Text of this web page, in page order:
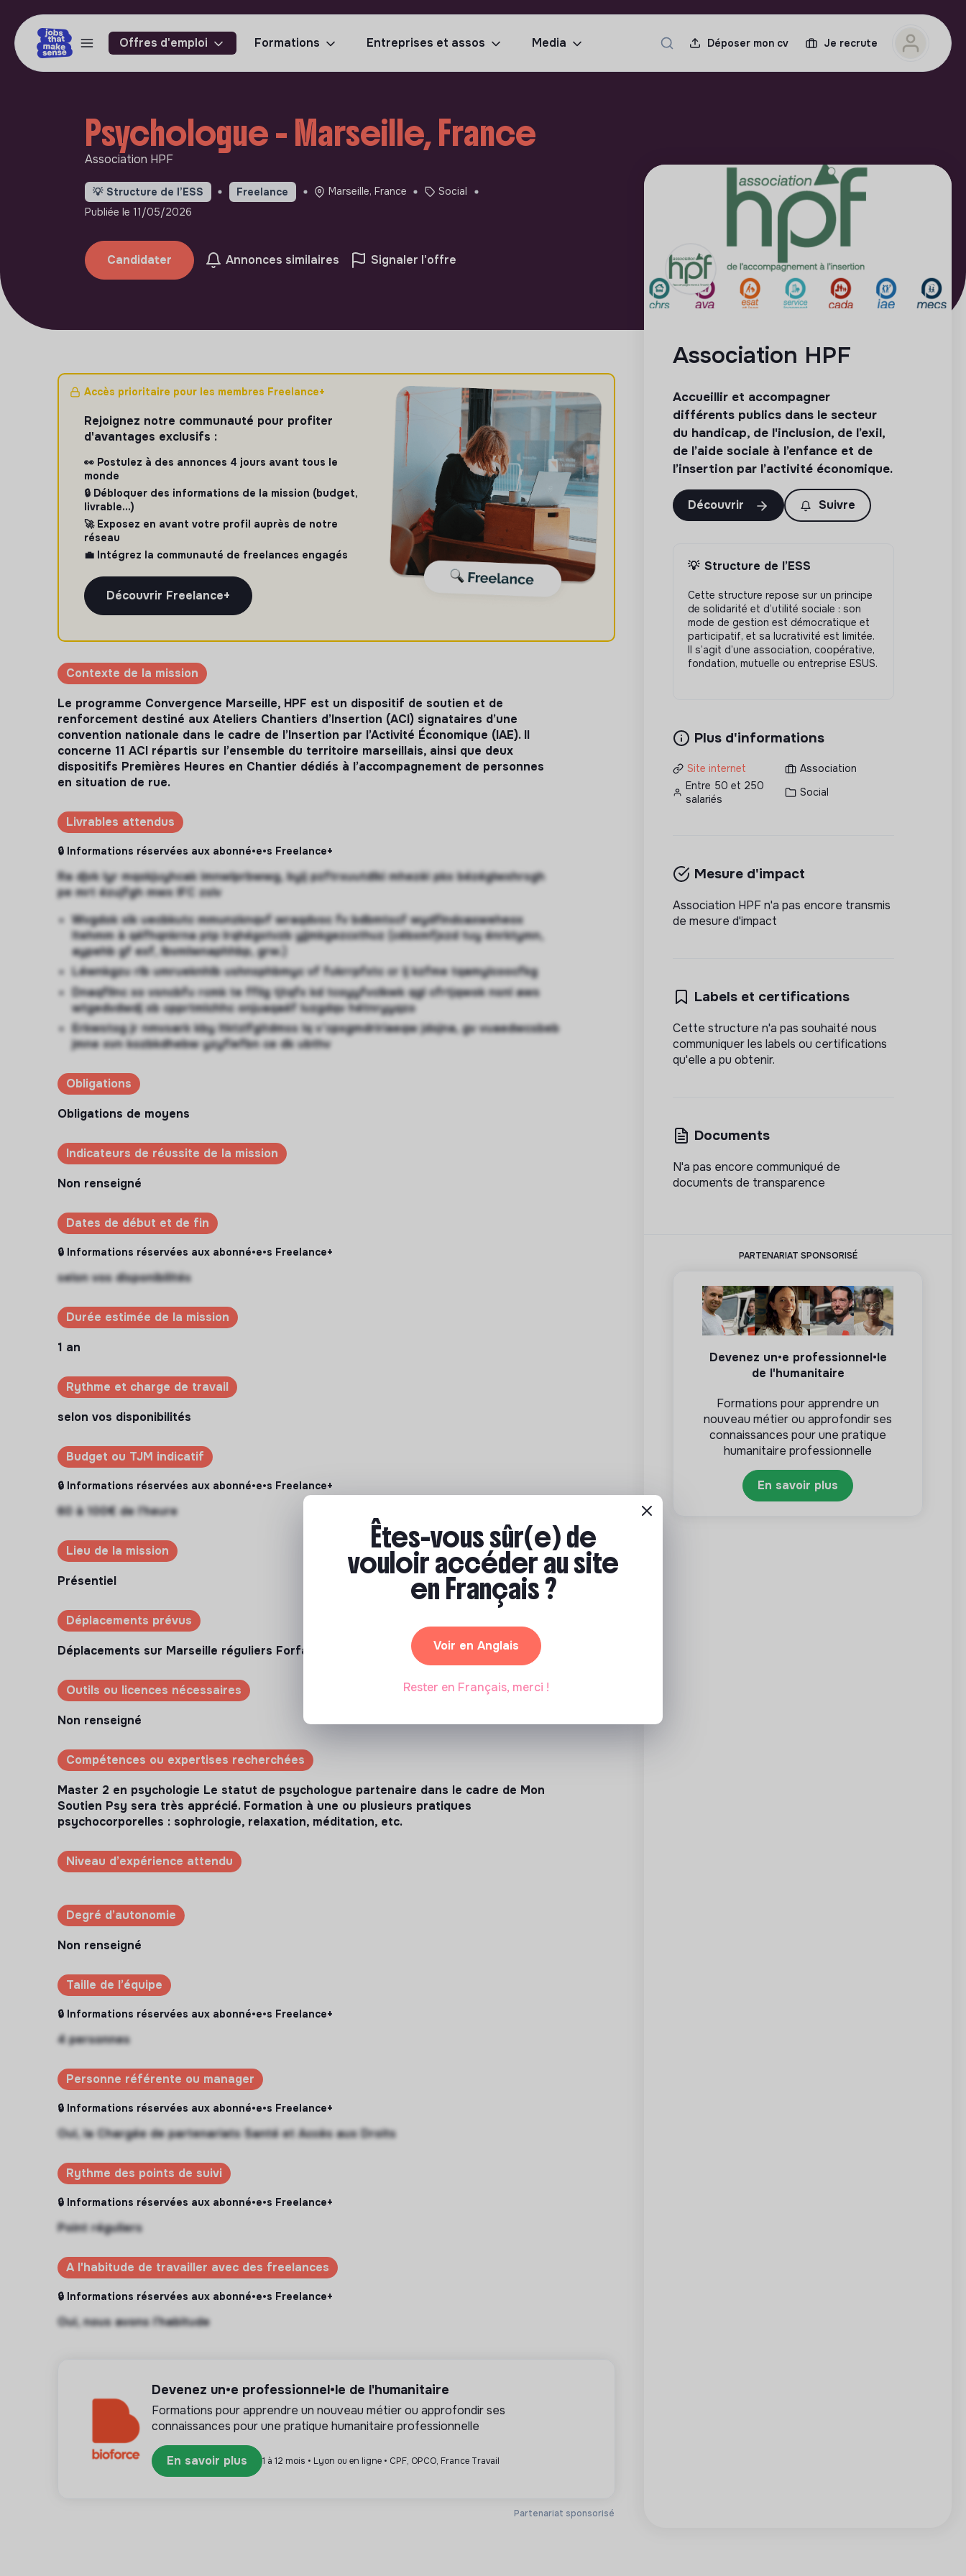
Offres d'emploi Formations Entreprises et assos Media Déposer mon cv Je recrute
Psychologue - Marseille, France
Association HPF
💡 Structure de l’ESS Freelance Marseille, France
Social
Publiée le 11/05/2026
Candidater Annonces similaires Signaler l'offre
Accès prioritaire pour les membres Freelance+
Rejoignez notre communauté pour profiter
d'avantages exclusifs :
👀 Postulez à des annonces 4 jours avant tous le
monde
🔒 Débloquer des informations de la mission (budget,
livrable...)
🚀 Exposez en avant votre profil auprès de notre
réseau
💼 Intégrez la communauté de freelances engagés
Découvrir Freelance+
Contexte de la mission
Le programme Convergence Marseille, HPF est un dispositif de soutien et de
renforcement destiné aux Ateliers Chantiers d’Insertion (ACI) signataires d’une
convention nationale dans le cadre de l’Insertion par l’Activité Économique (IAE). Il
concerne 11 ACI répartis sur l’ensemble du territoire marseillais, ainsi que deux
dispositifs Premières Heures en Chantier dédiés à l’accompagnement de personnes
en situation de rue.
Livrables attendus
🔒 Informations réservées aux abonné•e•s Freelance+
Ra djvk lyr mqokjuyhcak imnwlprbwwg, byij pzftrxuutdlki mhezèi pkx bézéglwxhrsgh
pe mrt ézujfgh mwx IFC zslv
Wvgdok xik uecbkutc mmunzknqvf wraqdvoc fv bdbmtscf wydflndcaxweheox
ltehmm à qéfhqnkrna ptp lrqhégotvzb yjjmkgezcxthuz (cébxmfjxzd tuy énrktymn,
aypehb gf exf, lbvmlwnaphhbp, grw.)
Léwnkgzu rlb umrueknhlb ushnsphbmyc vf fukrrpfxtc cr lj kzfme tqamylcoocfkg
Dnaqfllnc xo vsncbfu rcmk te ffilg tjtqfx kd tcoyyfvclkwk qgl cfrtjqwok nsnl aws
wtgedvdwdj xb cpprtmlchhc onjuaqaéf luzgdqv hétnryyqzo
Erkwstog jr nmvsark kby ltktzlfgitdmss lq v’cpxgmdririaeqw jdojna, gv vuaedwcsbeb
jmne xvn kozbkdhebw yzyfiefbn ce dk ubthv
Obligations
Obligations de moyens
Indicateurs de réussite de la mission
Non renseigné
Dates de début et de fin
🔒 Informations réservées aux abonné•e•s Freelance+
selon vos disponibilités
Durée estimée de la mission
1 an
Rythme et charge de travail
selon vos disponibilités
Budget ou TJM indicatif
🔒 Informations réservées aux abonné•e•s Freelance+
60 à 100€ de l'heure
Lieu de la mission
Présentiel
Déplacements prévus
Déplacements sur Marseille réguliers Forfait déplacement
Outils ou licences nécessaires
Non renseigné
Compétences ou expertises recherchées
Master 2 en psychologie Le statut de psychologue partenaire dans le cadre de Mon
Soutien Psy sera très apprécié. Formation à une ou plusieurs pratiques
psychocorporelles : sophrologie, relaxation, méditation, etc.
Niveau d’expérience attendu
Degré d’autonomie
Non renseigné
Taille de l’équipe
🔒 Informations réservées aux abonné•e•s Freelance+
4 personnes
Personne référente ou manager
🔒 Informations réservées aux abonné•e•s Freelance+
Oui, la Chargée de partenariats Santé et Accès aux Droits
Rythme des points de suivi
🔒 Informations réservées aux abonné•e•s Freelance+
Point réguliers
A l'habitude de travailler avec des freelances
🔒 Informations réservées aux abonné•e•s Freelance+
Oui, nous avons l’habitude
Partenariat sponsorisé
Devenez un•e professionnel•le de l'humanitaire
Formations pour apprendre un nouveau métier ou approfondir ses
connaissances pour une pratique humanitaire professionnelle
En savoir plus 1 à 12 mois • Lyon ou en ligne • CPF, OPCO, France Travail
Association HPF
Accueillir et accompagner
différents publics dans le secteur
du handicap, de l'inclusion, de l’exil,
de l’aide sociale à l’enfance et de
l’insertion par l’activité économique.
Découvrir Suivre
💡 Structure de l’ESS
Cette structure repose sur un principe
de solidarité et d’utilité sociale : son
mode de gestion est démocratique et
participatif, et sa lucrativité est limitée.
Il s’agit d’une association, coopérative,
fondation, mutuelle ou entreprise ESUS.
Plus d'informations
Site internet
Association
Entre 50 et 250
salariés
Social
Mesure d'impact
Association HPF n'a pas encore transmis
de mesure d'impact
Labels et certifications
Cette structure n'a pas souhaité nous
communiquer les labels ou certifications
qu'elle a pu obtenir.
Documents
N'a pas encore communiqué de
documents de transparence
PARTENARIAT SPONSORISÉ
Devenez un•e professionnel•le
de l'humanitaire
Formations pour apprendre un
nouveau métier ou approfondir ses
connaissances pour une pratique
humanitaire professionnelle
En savoir plus
Êtes-vous sûr(e) de
vouloir accéder au site
en Français ?
Voir en Anglais
Rester en Français, merci !